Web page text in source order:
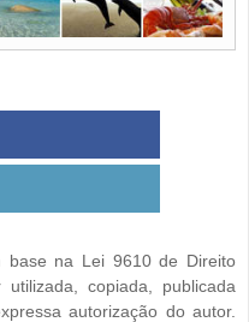
base na Lei 9610 de Direito
copiada, publicada
autorização do autor.